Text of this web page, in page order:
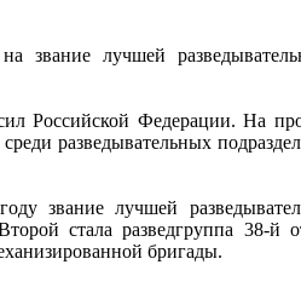
звание лучшей
Российской Федерации. На
разведывательных
звание лучшей
стала разведгруппа 38‑й
бригады.